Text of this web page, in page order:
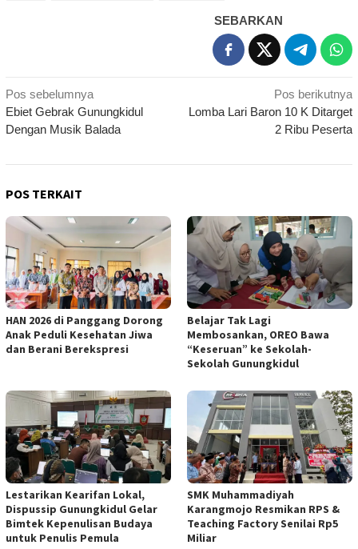
SEBARKAN
Navigasi
pos
Pos sebelumnya
Ebiet Gebrak Gunungkidul
Dengan Musik Balada
Pos berikutnya
Lomba Lari Baron 10 K Ditarget
2 Ribu Peserta
POS TERKAIT
HAN 2026 di Panggang Dorong
Anak Peduli Kesehatan Jiwa
dan Berani Berekspresi
Belajar Tak Lagi
Membosankan, OREO Bawa
“Keseruan” ke Sekolah-
Sekolah Gunungkidul
Lestarikan Kearifan Lokal,
Dispussip Gunungkidul Gelar
Bimtek Kepenulisan Budaya
untuk Penulis Pemula
SMK Muhammadiyah
Karangmojo Resmikan RPS &
Teaching Factory Senilai Rp5
Miliar